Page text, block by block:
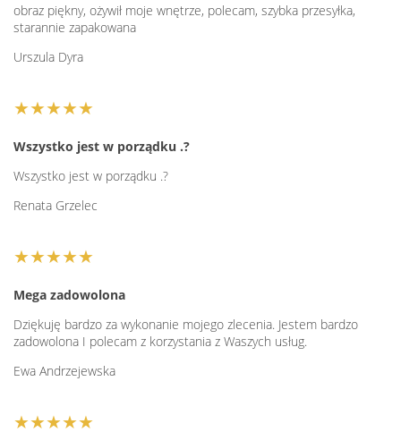
obraz piękny, ożywił moje wnętrze, polecam, szybka przesyłka,
starannie zapakowana
Urszula Dyra
★★★★★
Wszystko jest w porządku .?
Wszystko jest w porządku .?
Renata Grzelec
★★★★★
Mega zadowolona
Dziękuję bardzo za wykonanie mojego zlecenia. Jestem bardzo
zadowolona I polecam z korzystania z Waszych usług.
Ewa Andrzejewska
★★★★★